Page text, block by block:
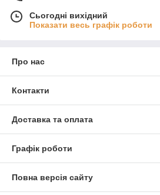
Сьогодні вихідний
Показати весь графік роботи
Про нас
Контакти
Доставка та оплата
Графік роботи
Повна версія сайту